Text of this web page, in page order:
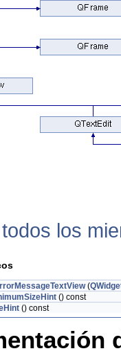
los
(
() const
() const